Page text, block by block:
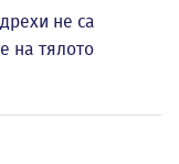
не са
на тялото